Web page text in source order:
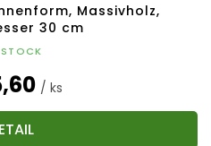
Massivholz,
30 cm
/ ks